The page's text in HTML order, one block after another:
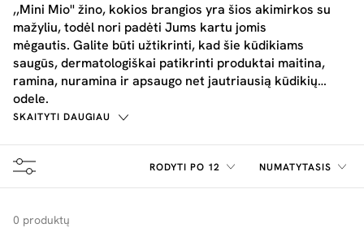
,,Mini Mio'' žino, kokios brangios yra šios akimirkos su
mažyliu, todėl nori padėti Jums kartu jomis
mėgautis. Galite būti užtikrinti, kad šie kūdikiams
saugūs, dermatologiškai patikrinti produktai maitina,
ramina, nuramina ir apsaugo net jautriausią kūdikių
odelę.
SKAITYTI DAUGIAU
RODYTI PO 12 NUMATYTASIS
0 produktų